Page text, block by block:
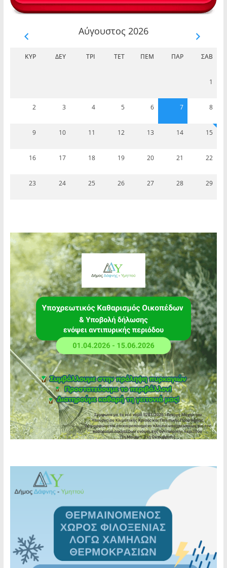
Αύγουστος 2026
ΚΥΡ ΔΕΥ ΤΡΊ ΤΕΤ ΠΈΜ ΠΑΡ ΣΆΒ
1
2 3 4 5 6 7 8
9 10 11 12 13 14 15
16 17 18 19 20 21 22
23 24 25 26 27 28 29